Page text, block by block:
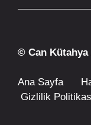
© Can Kütahya
Ana Sayfa
Gizlilik